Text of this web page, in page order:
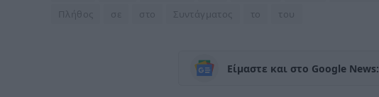
Πλήθος
σε στο Συντάγματος το του
Είμαστε και στο Google